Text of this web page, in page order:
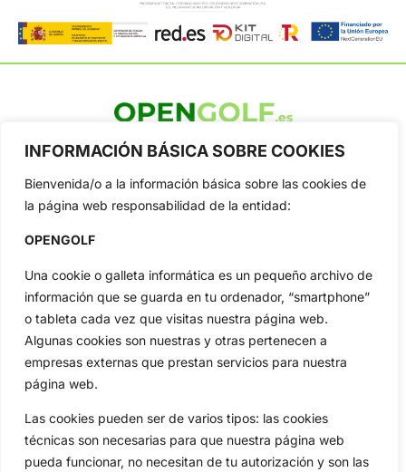
INFORMACIÓN BÁSICA SOBRE COOKIES
Bienvenida/o a la información básica sobre las cookies de
la página web responsabilidad de la entidad:
OPENGOLF
Una cookie o galleta informática es un pequeño archivo de
información que se guarda en tu ordenador, “smartphone”
o tableta cada vez que visitas nuestra página web.
Algunas cookies son nuestras y otras pertenecen a
empresas externas que prestan servicios para nuestra
página web.
Las cookies pueden ser de varios tipos: las cookies
técnicas son necesarias para que nuestra página web
pueda funcionar, no necesitan de tu autorización y son las
OpenGolf ofrece toda la actualidad, información del golf
profesional y amateur, resultados en directo, vídeos, noticias,
Jon Rahm, LIV Golf, PGA Tour, Ryder Cup, DP World Tour, LPGA
Tour...
Inicio
Actualidad
Amateurs
Circuitos
Especiales
Ryder Cup
Reglas
Vídeos
De Interés
Compañía
Política de Privacidad
Política de Cookies